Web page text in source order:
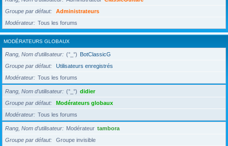
Groupe par défaut
Administrateurs
Modérateur
Tous les forums
MODÉRATEURS GLOBAUX
Rang, Nom d’utilisateur (°_°) BotClassicG
Groupe par défaut
Utilisateurs enregistrés
Modérateur
Tous les forums
Rang, Nom d’utilisateur (°_°) didier
Groupe par défaut
Modérateurs globaux
Modérateur
Tous les forums
Rang, Nom d’utilisateur Modérateur tambora
Groupe par défaut
Groupe invisible